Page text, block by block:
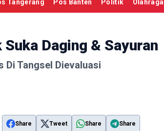
Tangerang Pos Banten Politik Olahraga
Daging & Sayuran
Di Tangsel Dievaluasi
Share Tweet Share Share